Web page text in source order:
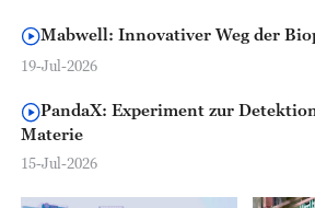
Mabwell: Innovativer Weg der
19-Jul-2026
PandaX: Experiment zur
Materie
15-Jul-2026